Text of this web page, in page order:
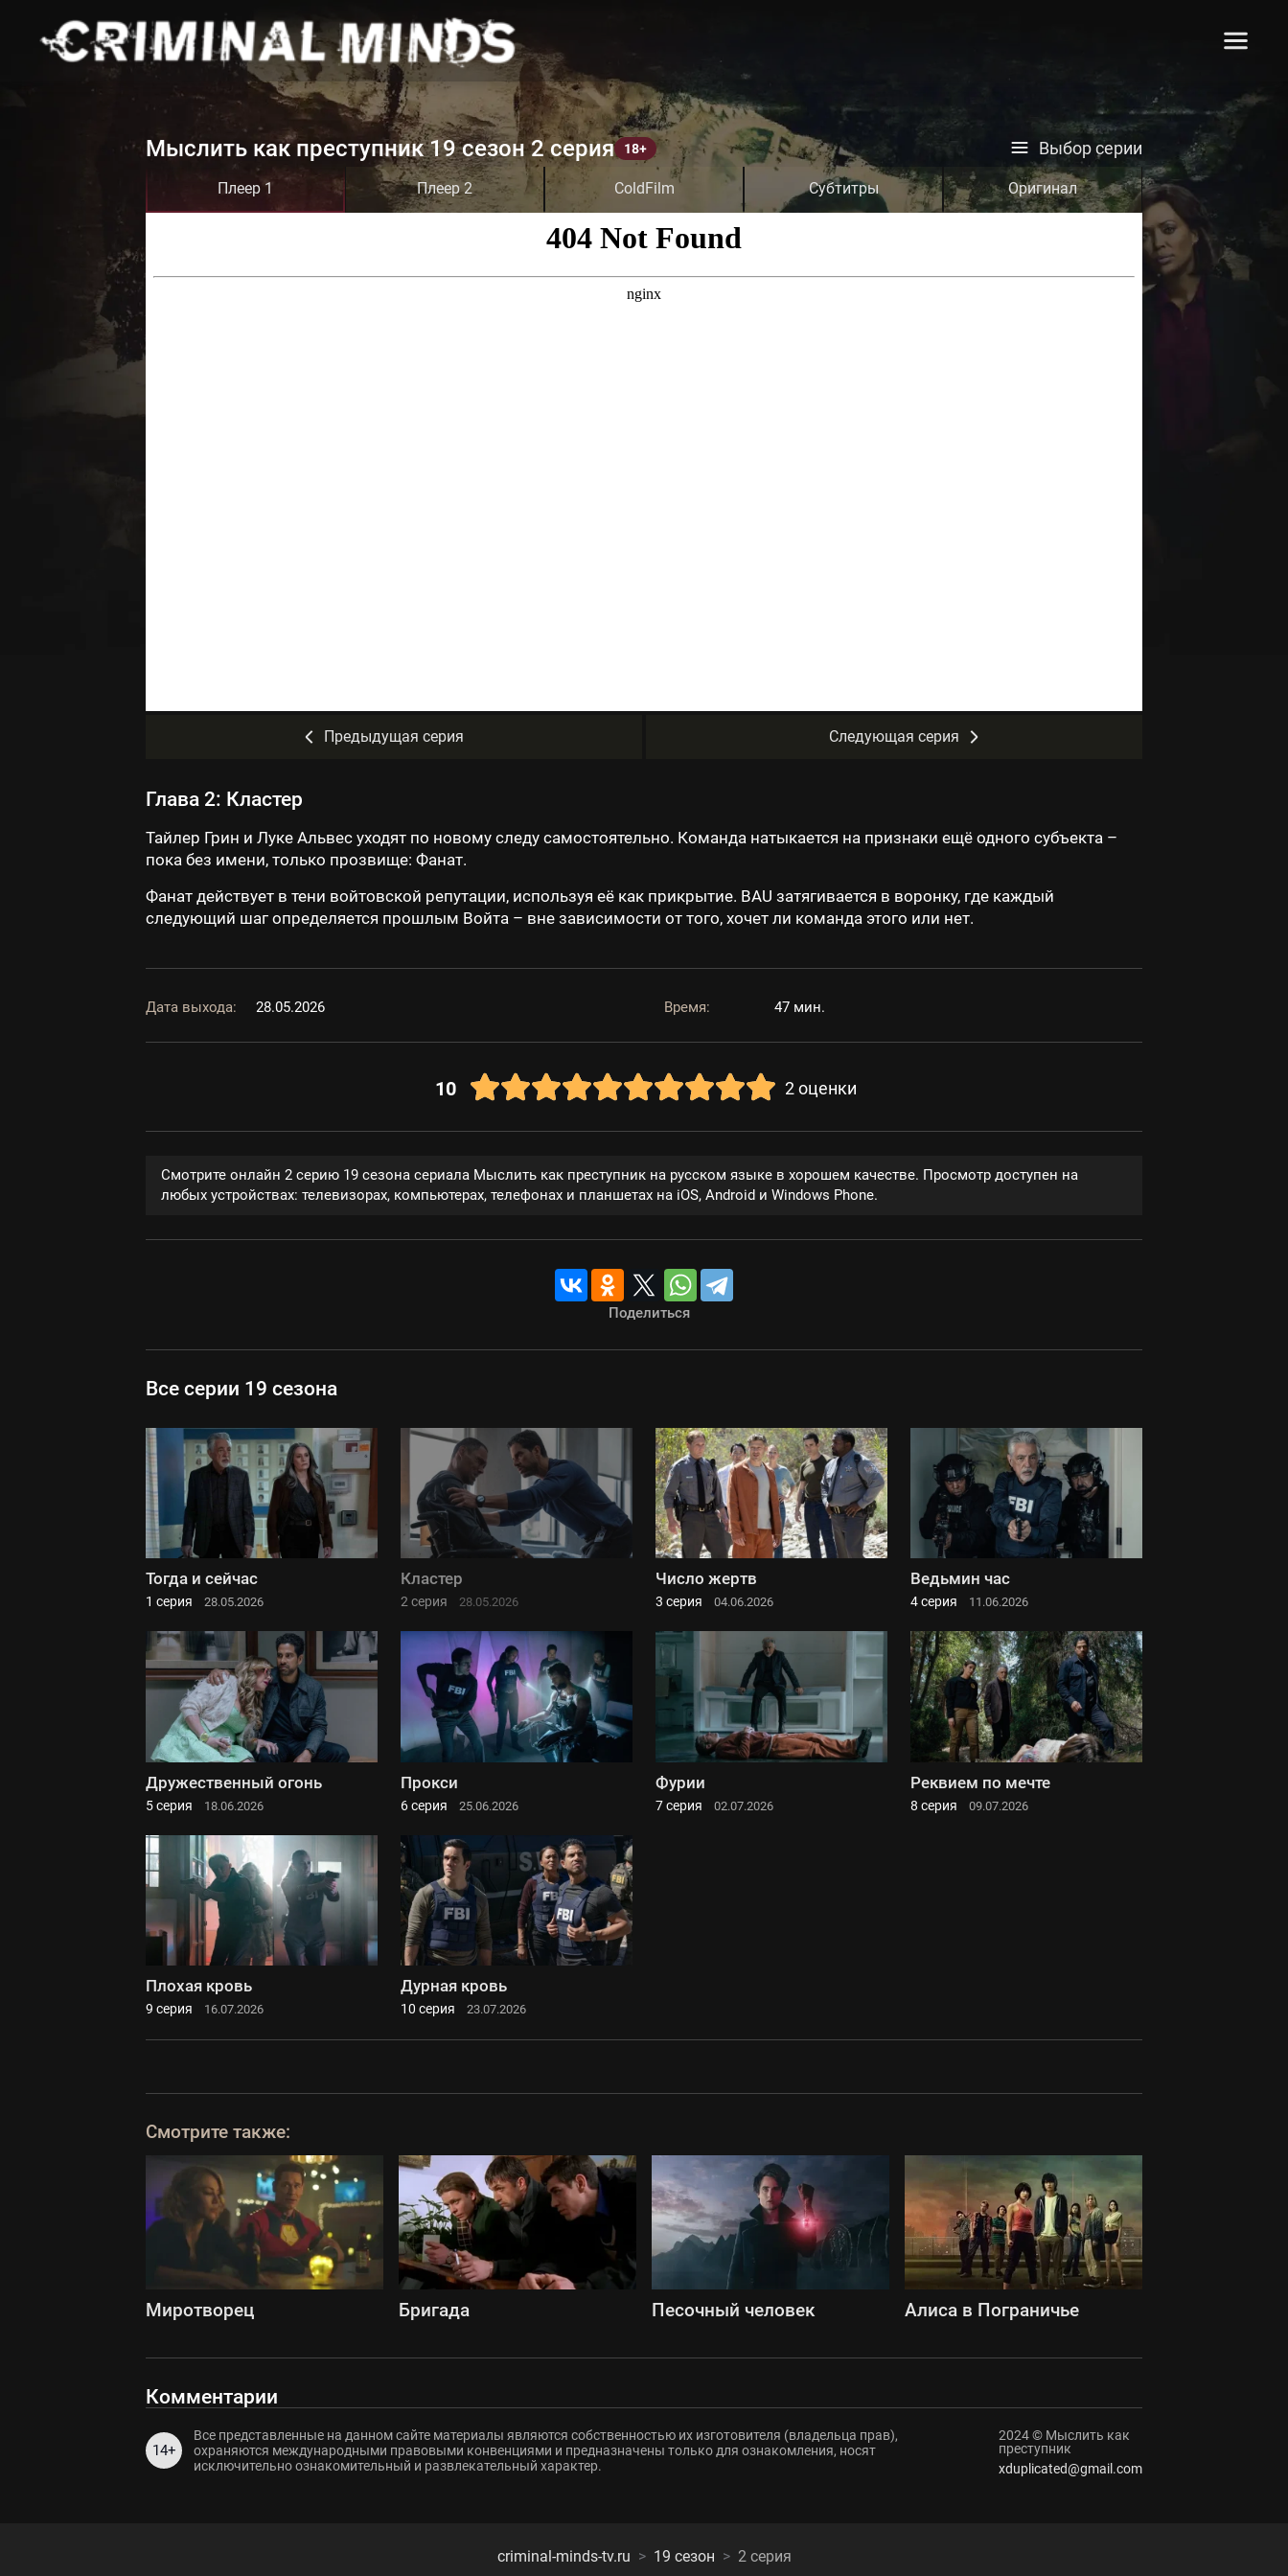
Мыслить как преступник 19 сезон 2 серия Выбор серии
Плеер 1 Плеер 2 ColdFilm Субтитры Оригинал
Предыдущая серия Следующая серия
Глава 2: Кластер
Тайлер Грин и Луке Альвес уходят по новому следу самостоятельно. Команда натыкается на признаки ещё одного субъекта –
пока без имени, только прозвище: Фанат.
Фанат действует в тени войтовской репутации, используя её как прикрытие. BAU затягивается в воронку, где каждый
следующий шаг определяется прошлым Войта – вне зависимости от того, хочет ли команда этого или нет.
Дата выхода: 28.05.2026 Время: 47 мин.
10 2 оценки
Смотрите онлайн 2 серию 19 сезона сериала Мыслить как преступник на русском языке в хорошем качестве. Просмотр доступен на
любых устройствах: телевизорах, компьютерах, телефонах и планшетах на iOS, Android и Windows Phone.
Поделиться
Все серии 19 сезона
Тогда и сейчас
1 серия 28.05.2026
Кластер
2 серия 28.05.2026
Число жертв
3 серия 04.06.2026
Ведьмин час
4 серия 11.06.2026
Дружественный огонь
5 серия 18.06.2026
Прокси
6 серия 25.06.2026
Фурии
7 серия 02.07.2026
Реквием по мечте
8 серия 09.07.2026
Плохая кровь
9 серия 16.07.2026
Дурная кровь
10 серия 23.07.2026
Смотрите также:
Миротворец Бригада Песочный человек Алиса в Пограничье
Комментарии
14+
Все представленные на данном сайте материалы являются собственностью их изготовителя (владельца прав),
охраняются международными правовыми конвенциями и предназначены только для ознакомления, носят
исключительно ознакомительный и развлекательный характер.
2024 © Мыслить как
преступник
xduplicated@gmail.com
criminal-minds-tv.ru 19 сезон 2 серия